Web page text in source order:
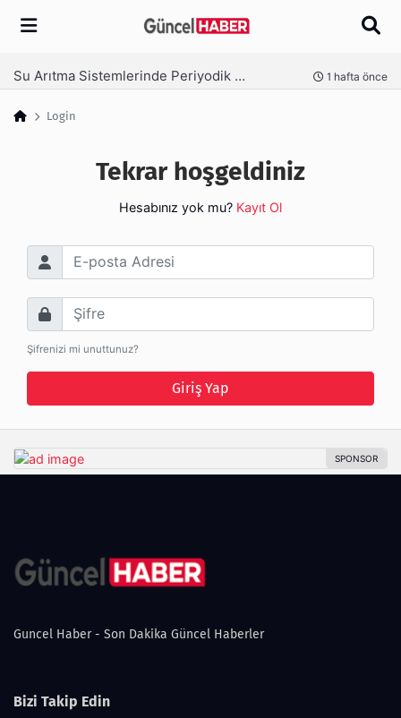
Arama
Su Arıtma Sistemlerinde Periyodik Bakım Neden Kritik? 1 hafta önce
Login
Tekrar hoşgeldiniz
Hesabınız yok mu? Kayıt Ol
E-posta Adresi
Şifre
Şifrenizi mi unuttunuz?
Giriş Yap
Guncel Haber - Son Dakika Güncel Haberler
Bizi Takip Edin